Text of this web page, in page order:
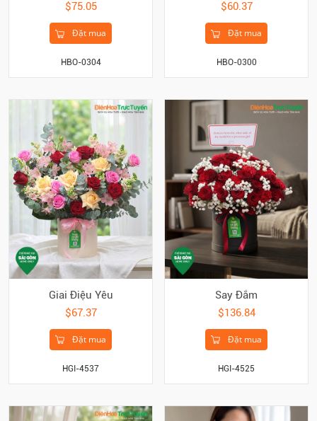
$75.05
Đặt mua
HBO-0304
$60.37
Đặt mua
HBO-0300
Giai Điệu Yêu
$67.37
Đặt mua
HGI-4537
Say Đắm
$136.84
Đặt mua
HGI-4525